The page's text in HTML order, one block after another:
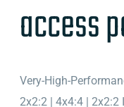
access
Very-High-
2x2:2 | 4x4:4 | 2x2:2